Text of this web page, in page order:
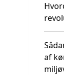
af